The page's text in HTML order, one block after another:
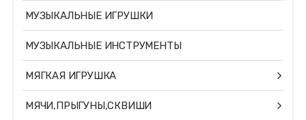
МУЗЫКАЛЬНЫЕ ИГРУШКИ
МУЗЫКАЛЬНЫЕ ИНСТРУМЕНТЫ
МЯГКАЯ ИГРУШКА
МЯЧИ,ПРЫГУНЫ,СКВИШИ